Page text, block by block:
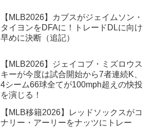
【MLB2026】カブスがジェイムソン・
タイヨンをDFAに！トレードDLに向け
早めに決断（追記）
【MLB2026】ジェイコブ・ミズロウス
キーが今度は試合開始から7者連続K、
4シーム66球全てが100mph超えの快投
を演じる！
【MLB移籍2026】レッドソックスがコ
ナリー・アーリーをナッツにトレー